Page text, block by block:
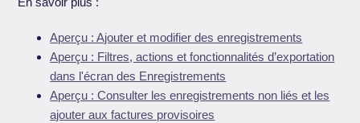
Aperçu : Ajouter et modifier des enregistrements
Aperçu : Filtres, actions et fonctionnalités d’exportation
dans l'écran des Enregistrements
Aperçu : Consulter les enregistrements non liés et les
ajouter aux factures provisoires